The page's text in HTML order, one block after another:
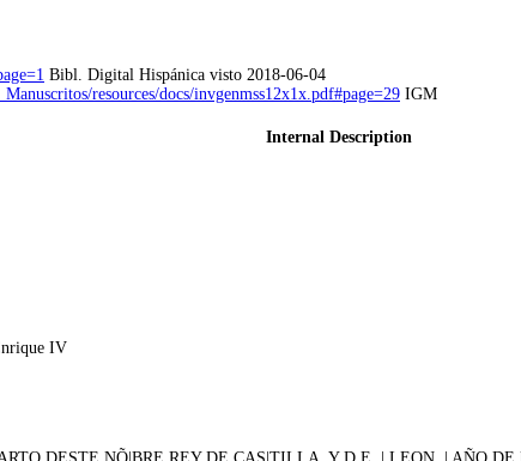
Bibl. Digital Hispánica visto 2018-06-04
resources/docs/invgenmss12x1x.pdf#page=29 IGM
Internal Description
IV